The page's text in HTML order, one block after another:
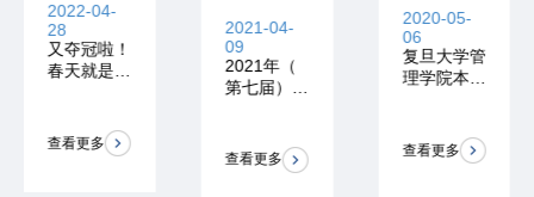
2022-04-
28
又夺冠啦！
春天就是开
查看更多
2021-04-
09
2021年（
第七届）全
报名开始！
查看更多
2020-05-
06
复旦大学管
理学院本科
！
查看更多